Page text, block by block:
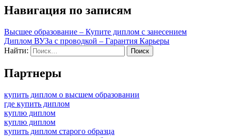
Навигация по записям
Высшее образование – Купите диплом с занесением
Диплом ВУЗа с проводкой – Гарантия Карьеры
Найти:
Партнеры
купить диплом о высшем образовании
где купить диплом
куплю диплом
куплю диплом
купить диплом старого образца